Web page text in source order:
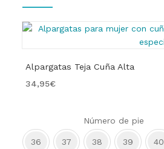
Alpargatas Teja Cuña Alta
34,95€
Número de pie
36 37 38 39 40